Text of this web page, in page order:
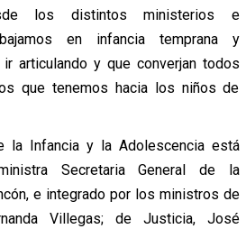
los distintos ministerios e
en infancia temprana y
articulando y que converjan todos
que tenemos hacia los niños de
la Infancia y la Adolescencia está
Secretaria General de la
e integrado por los ministros de
Villegas; de Justicia, José